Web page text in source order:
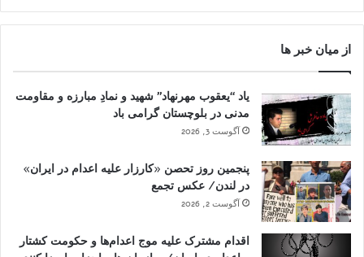
از میان خبر ها
یاد “یعقوب مهرنهاد” شهید و نمادِ مبارزه و مقاومت
مدنی در بلوچستان گرامی باد
آگوست 3, 2026
پنجمین روز تحصن «کارزار علیه اعدام در ایران»
در لندن/ عکس تجمع
آگوست 2, 2026
اقدام مشترک علیه موج اعدام‌ها و حکومت کشتار